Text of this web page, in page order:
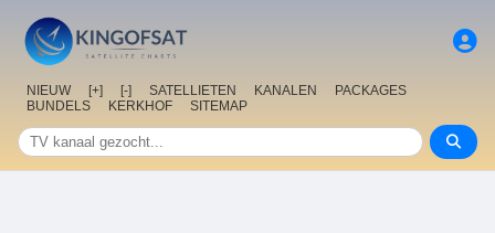
NIEUW [+] [-] SATELLIETEN KANALEN
PACKAGES
BUNDELS
KERKHOF SITEMAP